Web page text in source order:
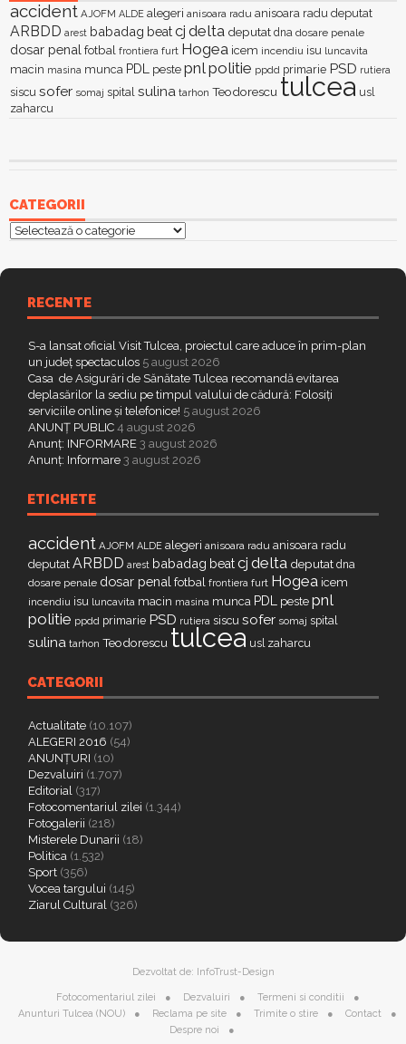
accident AJOFM ALDE alegeri anisoara radu anisoara radu deputat
ARBDD arest babadag beatcj delta deputat dna dosare penale
dosar penal fotbal frontiera furt Hogea icem incendiu isu luncavita
macin masina munca PDL peste pnlpolitie ppdd primarie PSD rutiera
siscu sofer somaj spital sulina tarhon Teodorescu tulcea usl
zaharcu
CATEGORII
Categorii
RECENTE
S-a lansat oficial Visit Tulcea, proiectul care aduce în prim-plan
un județ spectaculos 5 august 2026
Casa de Asigurări de Sănătate Tulcea recomandă evitarea
deplasărilor la sediu pe timpul valului de cădură: Folosiți
serviciile online și telefonice! 5 august 2026
ANUNȚ PUBLIC 4 august 2026
Anunț: INFORMARE 3 august 2026
Anunț: Informare 3 august 2026
ETICHETE
accident AJOFM ALDE alegeri anisoara radu anisoara radu
deputat ARBDD arest babadag beatcj delta deputat dna
dosare penale dosar penal fotbal frontiera furt Hogea icem
incendiu isu luncavita macin masina munca PDL peste pnl
politie ppdd primarie PSD rutiera siscu sofer somaj spital
sulina tarhon Teodorescu tulcea usl zaharcu
CATEGORII
Actualitate (10.107)
ALEGERI 2016 (54)
ANUNȚURI (10)
Dezvaluiri (1.707)
Editorial (317)
Fotocomentariul zilei (1.344)
Fotogalerii (218)
Misterele Dunarii (18)
Politica (1.532)
Sport (356)
Vocea targului (145)
Ziarul Cultural (326)
Dezvoltat de: InfoTrust-Design
Fotocomentariul zilei Dezvaluiri
Termeni si conditii
Anunturi Tulcea (NOU)
Reclama pe site Trimite o stire
Contact
Despre noi